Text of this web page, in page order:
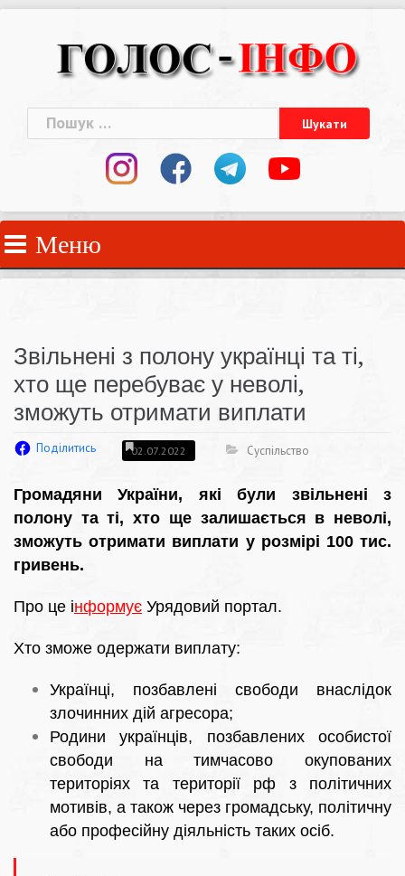
Пошук:
Меню
Звільнені з полону українці та ті,
хто ще перебуває у неволі,
зможуть отримати виплати
Поділитись 02.07.2022 Суспільство
Громадяни України, які були звільнені з
полону та ті, хто ще залишається в неволі,
зможуть отримати виплати у розмірі 100 тис.
гривень.
Про це інформує Урядовий портал.
Хто зможе одержати виплату:
Українці, позбавлені свободи внаслідок
злочинних дій агресора;
Родини українців, позбавлених особистої
свободи на тимчасово окупованих
територіях та території рф з політичних
мотивів, а також через громадську, політичну
або професійну діяльність таких осіб.